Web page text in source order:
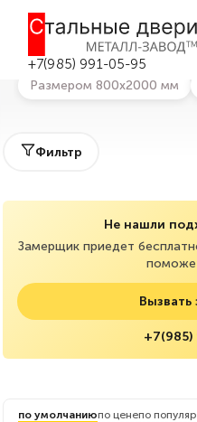
+7(985) 991-05-95
Входные двери с
Размером 800х2000 мм
Фильтр
Не нашли
Замерщик приедет
Вызвать
+7(985)
по умолчаниюпо ценепо